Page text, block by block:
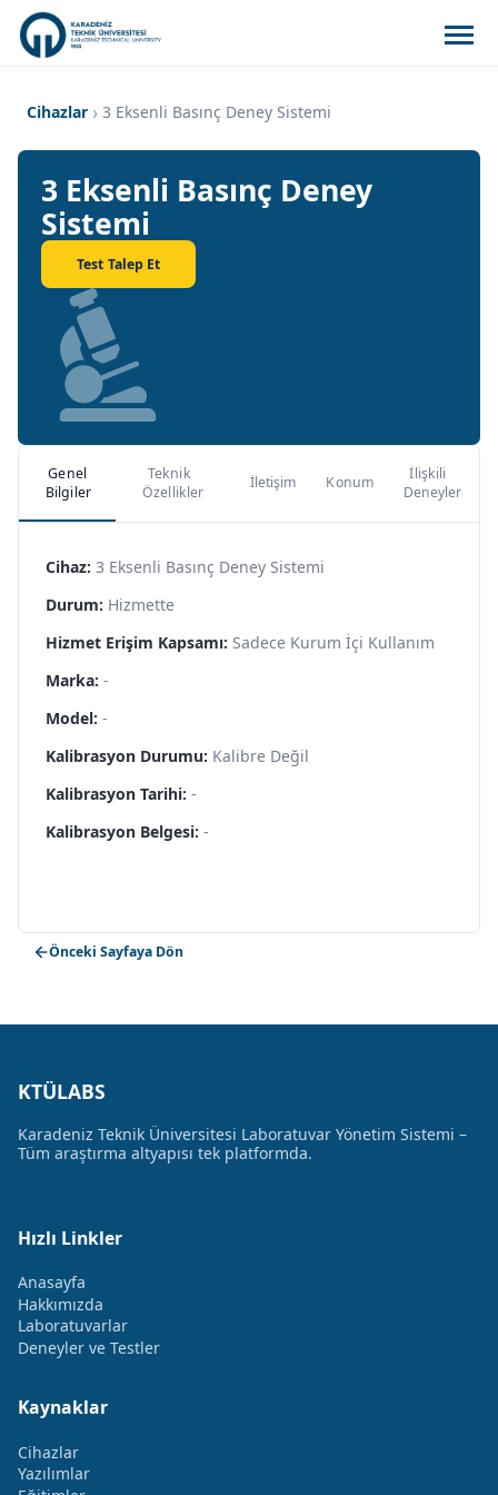
Cihazlar 3 Eksenli Basınç Deney Sistemi
3 Eksenli Basınç Deney
Sistemi
Test Talep Et
Genel
Bilgiler
Teknik
Özellikler
İletişim Konum
İlişkili
Deneyler
Cihaz: 3 Eksenli Basınç Deney Sistemi
Durum: Hizmette
Hizmet Erişim Kapsamı: Sadece Kurum İçi Kullanım
Marka: -
Model: -
Kalibrasyon Durumu: Kalibre Değil
Kalibrasyon Tarihi: -
Kalibrasyon Belgesi: -
Önceki Sayfaya Dön
KTÜLABS
Karadeniz Teknik Üniversitesi Laboratuvar Yönetim Sistemi –
Tüm araştırma altyapısı tek platformda.
Hızlı Linkler
Anasayfa
Hakkımızda
Laboratuvarlar
Deneyler ve Testler
Kaynaklar
Cihazlar
Yazılımlar